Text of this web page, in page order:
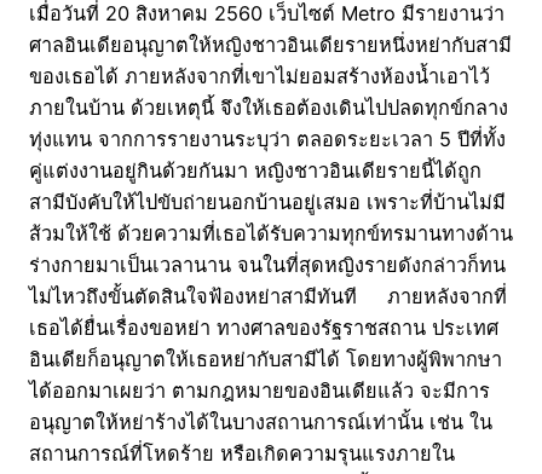
เมื่อวันที่ 20 สิงหาคม 2560 เว็บไซต์ Metro มีรายงานว่า
ศาลอินเดียอนุญาตให้หญิงชาวอินเดียรายหนึ่งหย่ากับสามี
ของเธอได้ ภายหลังจากที่เขาไม่ยอมสร้างห้องน้ำเอาไว้
ภายในบ้าน ด้วยเหตุนี้ จึงให้เธอต้องเดินไปปลดทุกข์กลาง
ทุ่งแทน จากการรายงานระบุว่า ตลอดระยะเวลา 5 ปีที่ทั้ง
คู่แต่งงานอยู่กินด้วยกันมา หญิงชาวอินเดียรายนี้ได้ถูก
สามีบังคับให้ไปขับถ่ายนอกบ้านอยู่เสมอ เพราะที่บ้านไม่มี
ส้วมให้ใช้ ด้วยความที่เธอได้รับความทุกข์ทรมานทางด้าน
ร่างกายมาเป็นเวลานาน จนในที่สุดหญิงรายดังกล่าวก็ทน
ไม่ไหวถึงขั้นตัดสินใจฟ้องหย่าสามีทันที ภายหลังจากที่
เธอได้ยื่นเรื่องขอหย่า ทางศาลของรัฐราชสถาน ประเทศ
อินเดียก็อนุญาตให้เธอหย่ากับสามีได้ โดยทางผู้พิพากษา
ได้ออกมาเผยว่า ตามกฎหมายของอินเดียแล้ว จะมีการ
อนุญาตให้หย่าร้างได้ในบางสถานการณ์เท่านั้น เช่น ใน
สถานการณ์ที่โหดร้าย หรือเกิดความรุนแรงภายใน